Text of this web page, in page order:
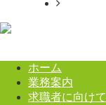
ホーム
業務案内
求職者に向けて